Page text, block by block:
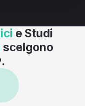
e Studi
scelgono